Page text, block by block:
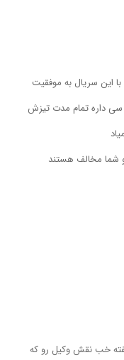
با این سریال به موفقیت
بی سی داره تمام مدت تیزش
شما مخالف هستند
خب نقش وکیل رو که